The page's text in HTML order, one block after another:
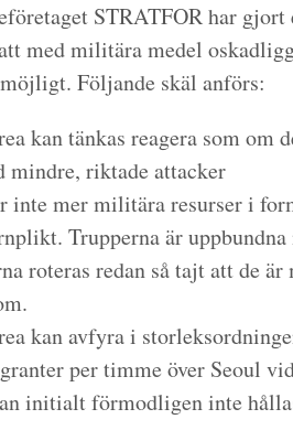
STRATFOR har gjort
med militära medel
Följande skäl anförs:
kan tänkas reagera som
mindre, riktade attacker
inte mer militära resurser i
Trupperna är
roteras redan så tajt att de
kan avfyra i
per timme över Seoul
initialt förmodligen inte